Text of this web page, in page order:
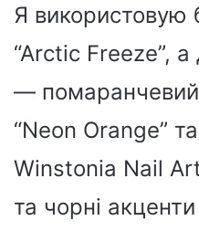
Я використовую
“Arctic Freeze”,
— помаранчевий
“Neon Orange”
Winstonia Nail
та чорні